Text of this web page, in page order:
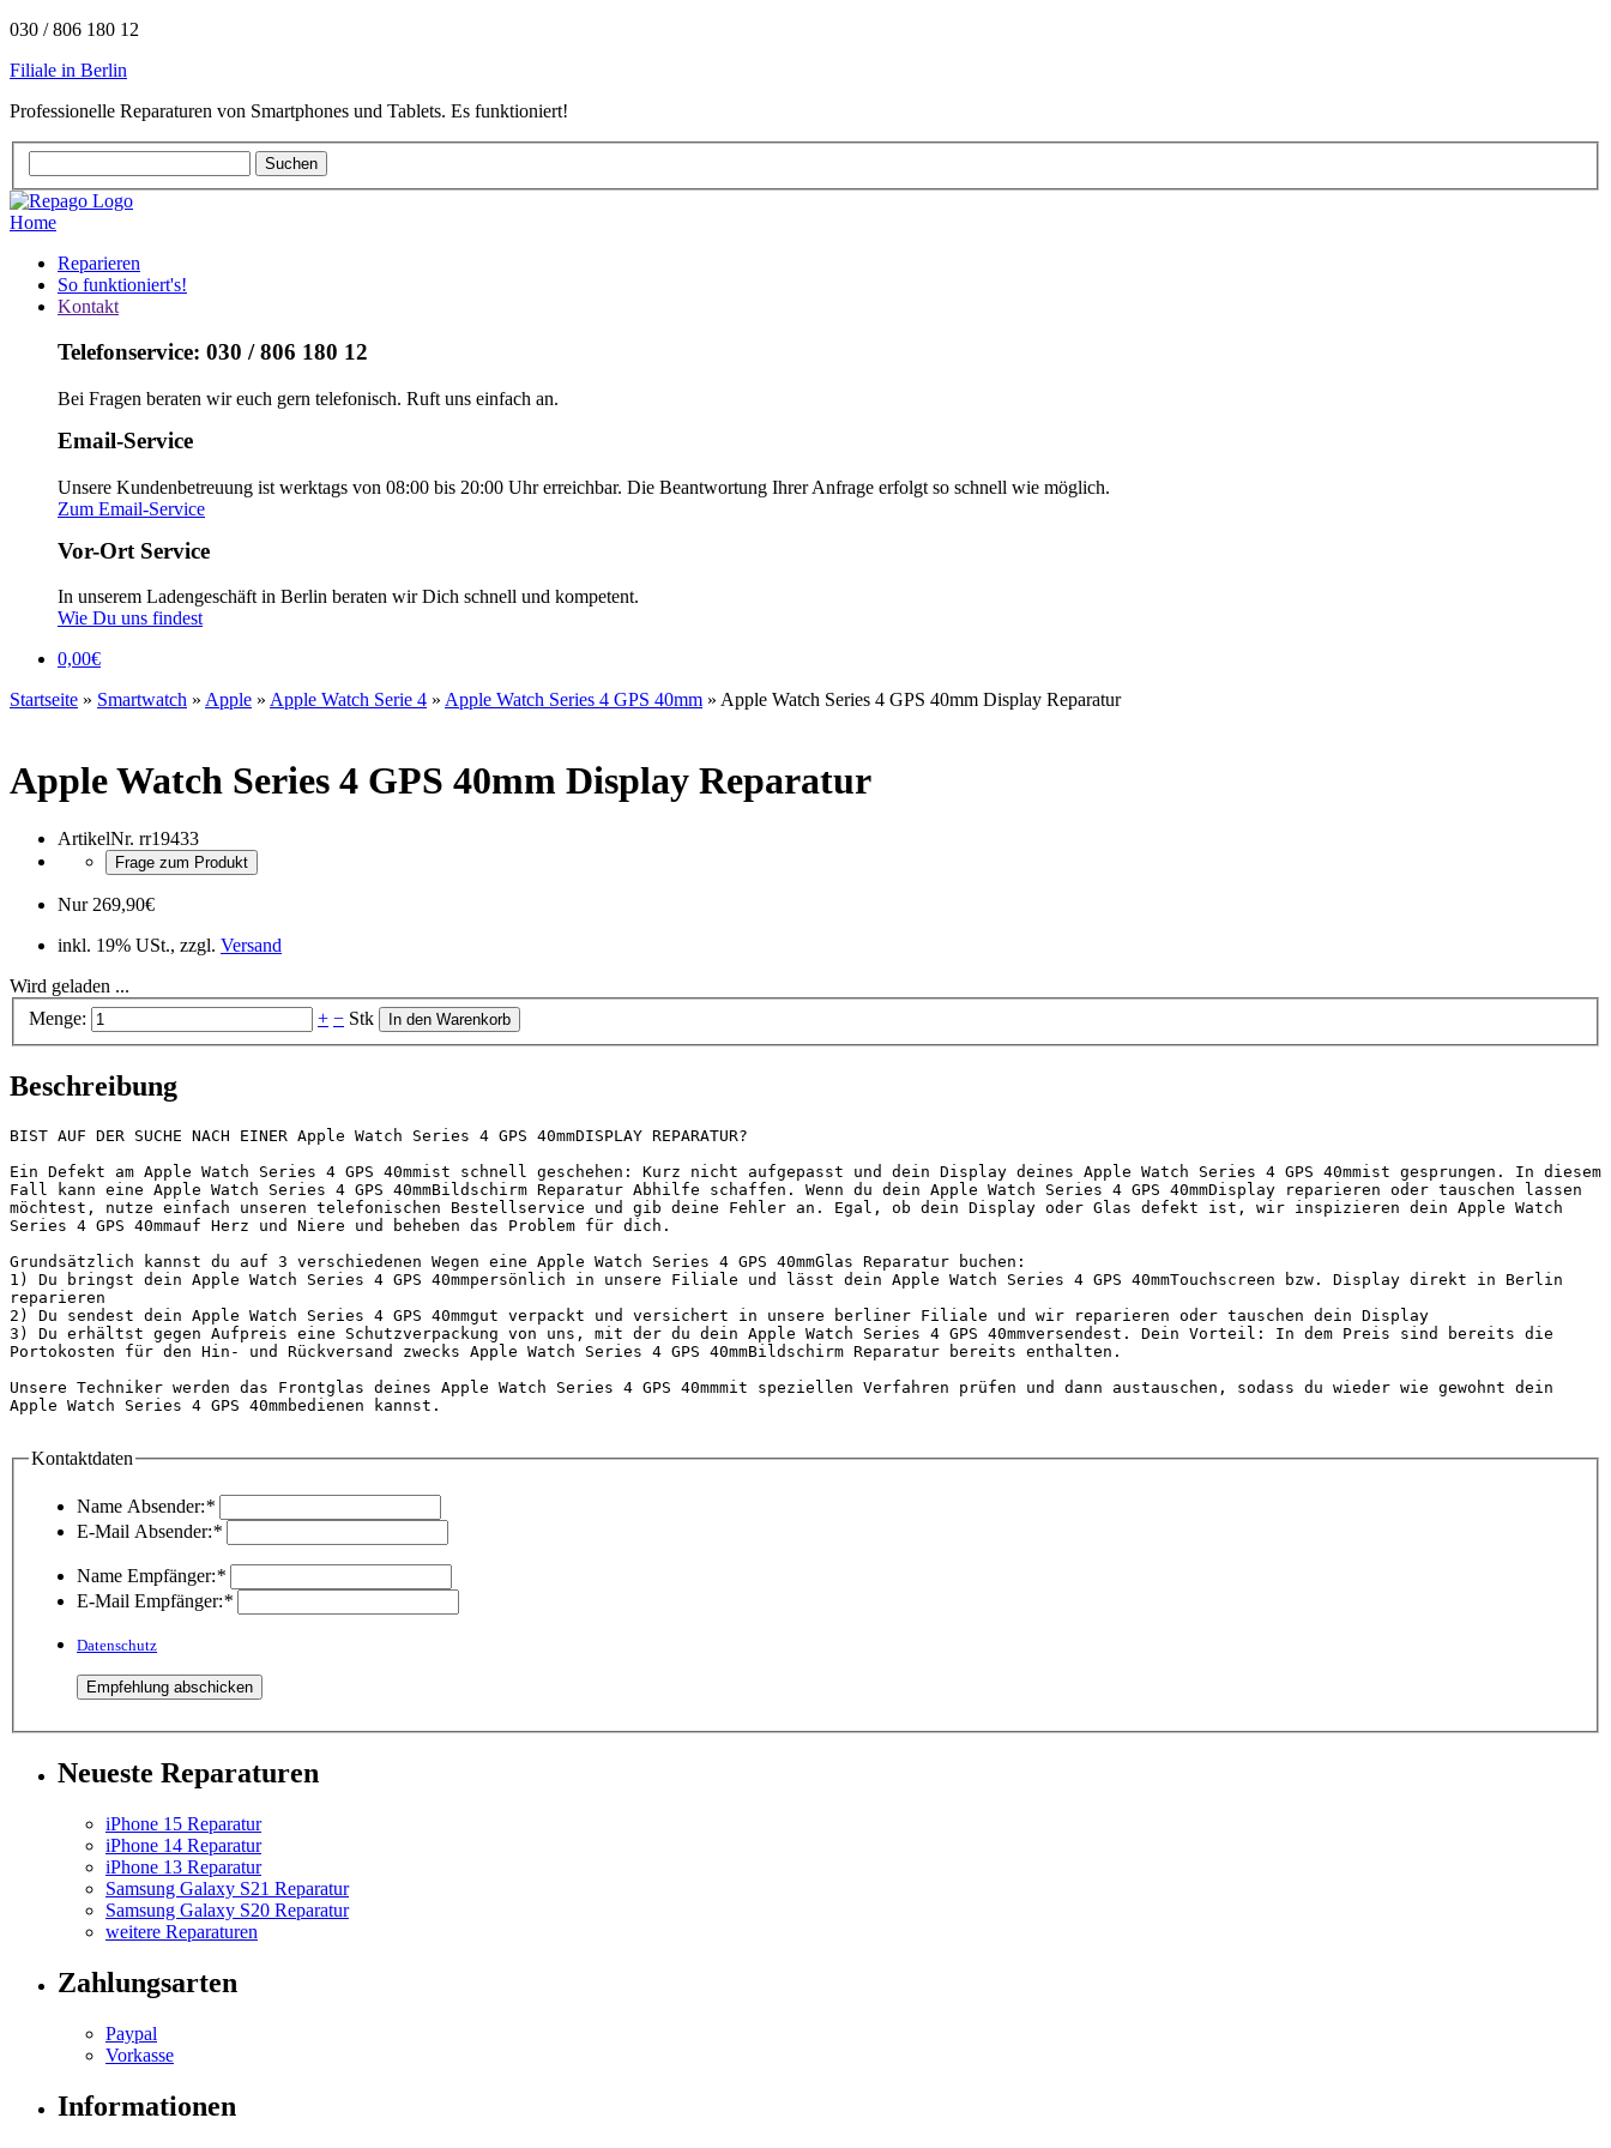
030 / 806 180 12
Filiale in Berlin
Professionelle Reparaturen von Smartphones und Tablets. Es funktioniert!
Home
Reparieren
So funktioniert's!
Kontakt
Telefonservice: 030 / 806 180 12
Bei Fragen beraten wir euch gern telefonisch. Ruft uns einfach an.
Email-Service
Unsere Kundenbetreuung ist werktags von 08:00 bis 20:00 Uhr erreichbar. Die Beantwortung Ihrer Anfrage erfolgt so schnell wie möglich.
Zum Email-Service
Vor-Ort Service
In unserem Ladengeschäft in Berlin beraten wir Dich schnell und kompetent.
Wie Du uns findest
0,00€
Startseite » Smartwatch » Apple » Apple Watch Serie 4 » Apple Watch Series 4 GPS 40mm » Apple Watch Series 4 GPS 40mm Display Reparatur
Apple Watch Series 4 GPS 40mm Display Reparatur
ArtikelNr. rr19433
Frage zum Produkt
Nur 269,90€
inkl. 19% USt., zzgl. Versand
Wird geladen ...
Menge:
+ − Stk In den Warenkorb
Beschreibung
BIST AUF DER SUCHE NACH EINER Apple Watch Series 4 GPS 40mmDISPLAY REPARATUR?
Ein Defekt am Apple Watch Series 4 GPS 40mmist schnell geschehen: Kurz nicht aufgepasst und dein Display deines Apple Watch Series 4 GPS 40mmist gesprungen. In diesem
Fall kann eine Apple Watch Series 4 GPS 40mmBildschirm Reparatur Abhilfe schaffen. Wenn du dein Apple Watch Series 4 GPS 40mmDisplay reparieren oder tauschen lassen
möchtest, nutze einfach unseren telefonischen Bestellservice und gib deine Fehler an. Egal, ob dein Display oder Glas defekt ist, wir inspizieren dein Apple Watch
Series 4 GPS 40mmauf Herz und Niere und beheben das Problem für dich.
Grundsätzlich kannst du auf 3 verschiedenen Wegen eine Apple Watch Series 4 GPS 40mmGlas Reparatur buchen:
1) Du bringst dein Apple Watch Series 4 GPS 40mmpersönlich in unsere Filiale und lässt dein Apple Watch Series 4 GPS 40mmTouchscreen bzw. Display direkt in Berlin
reparieren
2) Du sendest dein Apple Watch Series 4 GPS 40mmgut verpackt und versichert in unsere berliner Filiale und wir reparieren oder tauschen dein Display
3) Du erhältst gegen Aufpreis eine Schutzverpackung von uns, mit der du dein Apple Watch Series 4 GPS 40mmversendest. Dein Vorteil: In dem Preis sind bereits die
Portokosten für den Hin- und Rückversand zwecks Apple Watch Series 4 GPS 40mmBildschirm Reparatur bereits enthalten.
Unsere Techniker werden das Frontglas deines Apple Watch Series 4 GPS 40mmmit speziellen Verfahren prüfen und dann austauschen, sodass du wieder wie gewohnt dein
Apple Watch Series 4 GPS 40mmbedienen kannst.
Kontaktdaten
Name Absender:*
E-Mail Absender:*
Name Empfänger:*
E-Mail Empfänger:*
Datenschutz
Neueste Reparaturen
iPhone 15 Reparatur
iPhone 14 Reparatur
iPhone 13 Reparatur
Samsung Galaxy S21 Reparatur
Samsung Galaxy S20 Reparatur
weitere Reparaturen
Zahlungsarten
Paypal
Vorkasse
Informationen